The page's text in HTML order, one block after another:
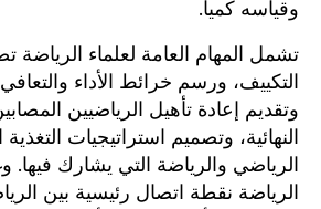
وقياسه كمياً.
تشمل المهام العامة لعلماء الرياضة
التكييف، ورسم خرائط الأداء والتعافي
وتقديم إعادة تأهيل الرياضيين
النهائية، وتصميم استراتيجيات التغذية
الرياضي والرياضة التي يشارك فيها.
الرياضة نقطة اتصال رئيسية بين